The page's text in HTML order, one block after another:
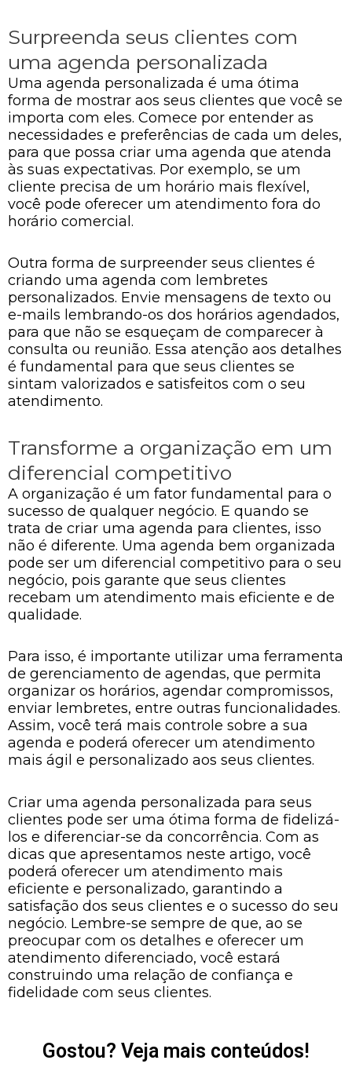
Surpreenda seus clientes com
uma agenda personalizada
Uma agenda personalizada é uma ótima
forma de mostrar aos seus clientes que você se
importa com eles. Comece por entender as
necessidades e preferências de cada um deles,
para que possa criar uma agenda que atenda
às suas expectativas. Por exemplo, se um
cliente precisa de um horário mais flexível,
você pode oferecer um atendimento fora do
horário comercial.
Outra forma de surpreender seus clientes é
criando uma agenda com lembretes
personalizados. Envie mensagens de texto ou
e-mails lembrando-os dos horários agendados,
para que não se esqueçam de comparecer à
consulta ou reunião. Essa atenção aos detalhes
é fundamental para que seus clientes se
sintam valorizados e satisfeitos com o seu
atendimento.
Transforme a organização em um
diferencial competitivo
A organização é um fator fundamental para o
sucesso de qualquer negócio. E quando se
trata de criar uma agenda para clientes, isso
não é diferente. Uma agenda bem organizada
pode ser um diferencial competitivo para o seu
negócio, pois garante que seus clientes
recebam um atendimento mais eficiente e de
qualidade.
Para isso, é importante utilizar uma ferramenta
de gerenciamento de agendas, que permita
organizar os horários, agendar compromissos,
enviar lembretes, entre outras funcionalidades.
Assim, você terá mais controle sobre a sua
agenda e poderá oferecer um atendimento
mais ágil e personalizado aos seus clientes.
Criar uma agenda personalizada para seus
clientes pode ser uma ótima forma de fidelizá-
los e diferenciar-se da concorrência. Com as
dicas que apresentamos neste artigo, você
poderá oferecer um atendimento mais
eficiente e personalizado, garantindo a
satisfação dos seus clientes e o sucesso do seu
negócio. Lembre-se sempre de que, ao se
preocupar com os detalhes e oferecer um
atendimento diferenciado, você estará
construindo uma relação de confiança e
fidelidade com seus clientes.
Gostou? Veja mais conteúdos!